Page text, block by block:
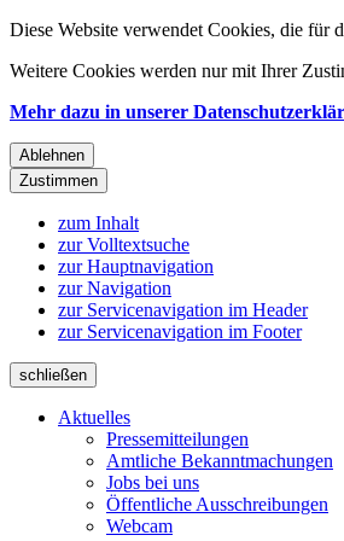
Diese Website verwendet Cookies, die für
Weitere Cookies werden nur mit Ihrer
Mehr dazu in unserer
Ablehnen
Zustimmen
zum Inhalt
zur Volltextsuche
zur Hauptnavigation
zur Navigation
zur Servicenavigation im Header
zur Servicenavigation im Footer
schließen
Aktuelles
Pressemitteilungen
Amtliche Bekanntmachungen
Jobs bei uns
Öffentliche Ausschreibungen
Webcam